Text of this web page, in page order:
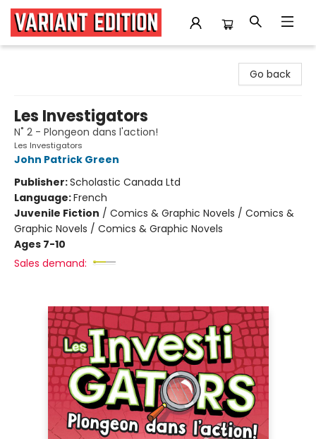
Go back
Les Investigators
N˚ 2 - Plongeon dans l'action!
Les Investigators
John Patrick Green
Publisher:Scholastic Canada Ltd
Language:French
Juvenile Fiction / Comics & Graphic Novels / Comics &
Graphic Novels / Comics & Graphic Novels
Ages 7-10
Sales demand: